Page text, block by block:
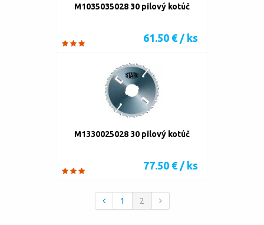
M1035035028 30 pilový kotúč
61.50 € / ks
M1330025028 30 pilový kotúč
77.50 € / ks
1 2